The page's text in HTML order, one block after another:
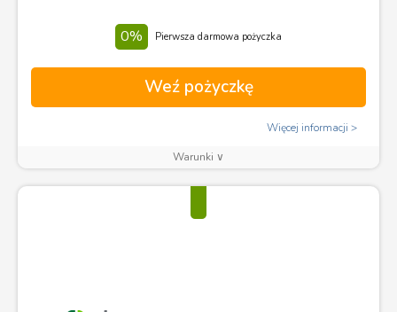
0% Pierwsza darmowa pożyczka
Weź pożyczkę
Więcej informacji
Warunki ∨